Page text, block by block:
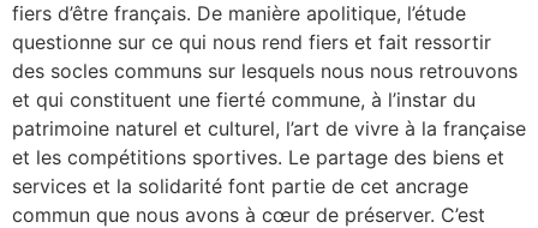
fiers d’être français. De manière apolitique, l’étude
questionne sur ce qui nous rend fiers et fait ressortir
des socles communs sur lesquels nous nous retrouvons
et qui constituent une fierté commune, à l’instar du
patrimoine naturel et culturel, l’art de vivre à la française
et les compétitions sportives. Le partage des biens et
services et la solidarité font partie de cet ancrage
commun que nous avons à cœur de préserver. C’est